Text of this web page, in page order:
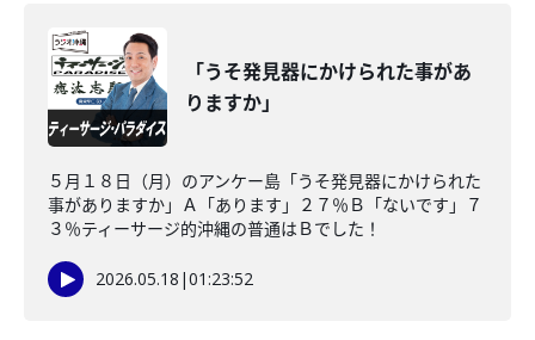
「うそ発見器にかけられた事があ
りますか」
５月１８日（月）のアンケー島「うそ発見器にかけられた
事がありますか」Ａ「あります」２７％Ｂ「ないです」７
３％ティーサージ的沖縄の普通はＢでした！
2026.05.18 |01:23:52